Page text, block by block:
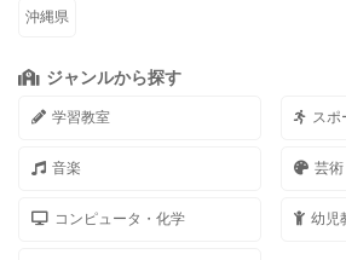
沖縄県
ジャンルから探す
学習教室 スポ
音楽 芸術
コンピュータ・化学 幼児